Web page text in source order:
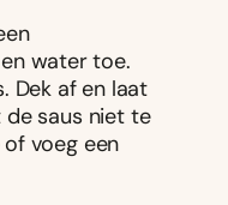
water toe.
Dek af en laat
saus niet te
voeg een